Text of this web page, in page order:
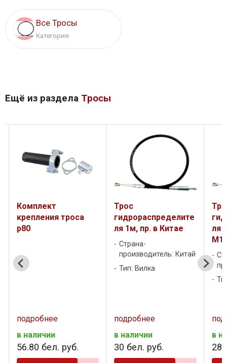
Все Тросы
Категория
Ещё из раздела Тросы
Комплект
крепления троса
p80
подробнее
в наличии
56.80 бел. руб.
Трос
гидрораспределите
ля 1м, пр. в Китае
Страна-
производитель: Китай
Тип: Вилка
подробнее
в наличии
30 бел. руб.
ля
в
28